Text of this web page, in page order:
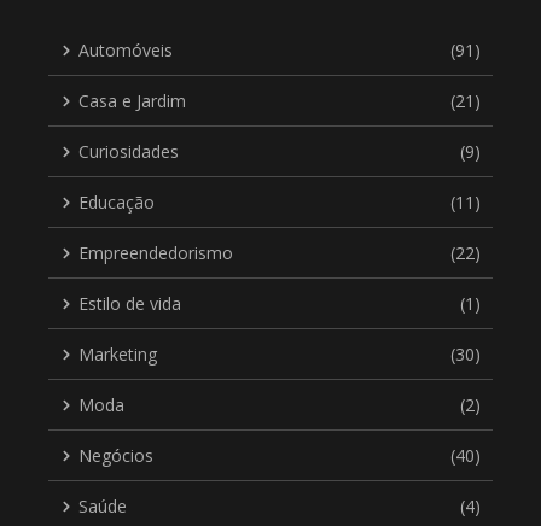
Automóveis (91)
Casa e Jardim (21)
Curiosidades (9)
Educação (11)
Empreendedorismo (22)
Estilo de vida (1)
Marketing (30)
Moda (2)
Negócios (40)
Saúde (4)